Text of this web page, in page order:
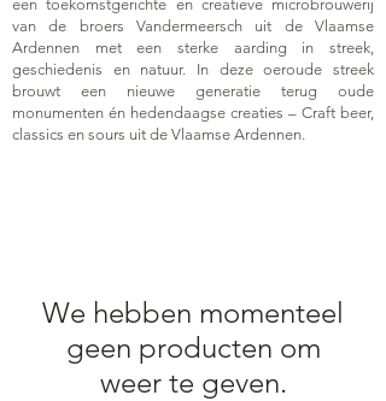
een toekomstgerichte en creatieve microbrouwerij
van de broers Vandermeersch uit de Vlaamse
Ardennen met een sterke aarding in streek,
geschiedenis en natuur. In deze oeroude streek
brouwt een nieuwe generatie terug oude
monumenten én hedendaagse creaties – Craft beer,
classics en sours uit de Vlaamse Ardennen.
We hebben momenteel
geen producten om
weer te geven.